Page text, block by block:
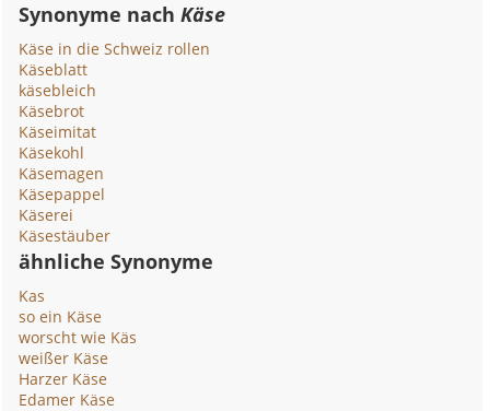
Synonyme nachKäse
Käse in die Schweiz rollen
Käseblatt
käsebleich
Käsebrot
Käseimitat
Käsekohl
Käsemagen
Käsepappel
Käserei
Käsestäuber
ähnliche Synonyme
Kas
so ein Käse
worscht wie Käs
weißer Käse
Harzer Käse
Edamer Käse